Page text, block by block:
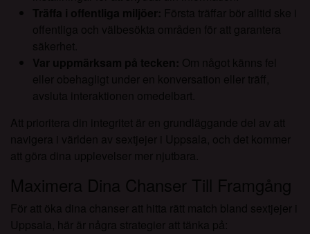
Träffa i offentliga miljöer: Första träffar bör alltid ske i
offentliga och välbesökta områden för att garantera
säkerhet.
Var uppmärksam på tecken: Om något känns fel
eller obehagligt under en konversation eller träff,
avsluta interaktionen omedelbart.
Att prioritera din integritet är en grundläggande del av att
navigera i världen av sextjejer i Uppsala, och det kommer
att göra dina upplevelser mer njutbara.
Maximera Dina Chanser Till Framgång
För att öka dina chanser att hitta rätt match bland sextjejer i
Uppsala, här är några strategier att tänka på: